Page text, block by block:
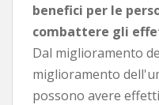
benefici per le
combattere gli
Dal miglioramento
miglioramento
possono avere